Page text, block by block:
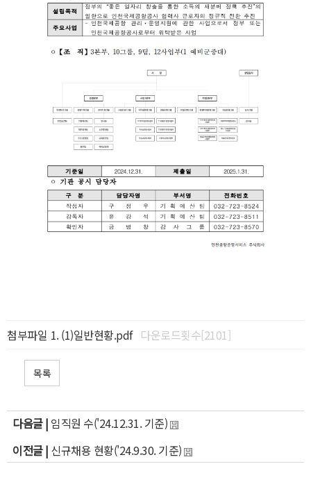
첨부파일 (1)일반현황.pdf 다운로드횟수[2101]
목록
다음글 | 임직원 수('24.12.31. 기준)
이전글 | 신규채용 현황('24.9.30. 기준)